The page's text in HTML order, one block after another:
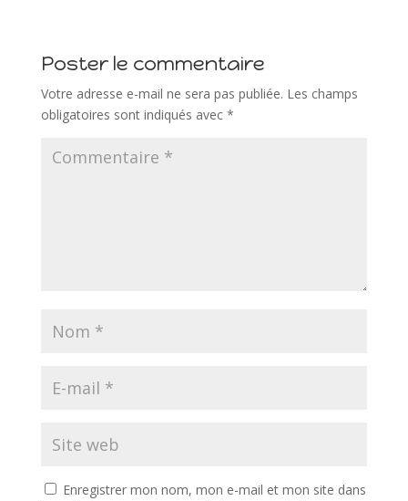
Poster le commentaire
Votre adresse e-mail ne sera pas publiée. Les champs
obligatoires sont indiqués avec *
Enregistrer mon nom, mon e-mail et mon site dans